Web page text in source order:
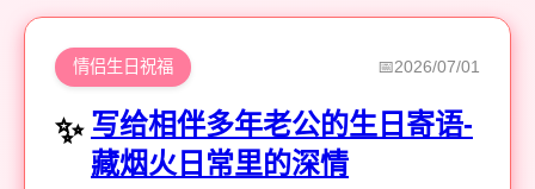
情侣生日祝福 2026/07/01
写给相伴多年老公的生日寄语-
藏烟火日常里的深情